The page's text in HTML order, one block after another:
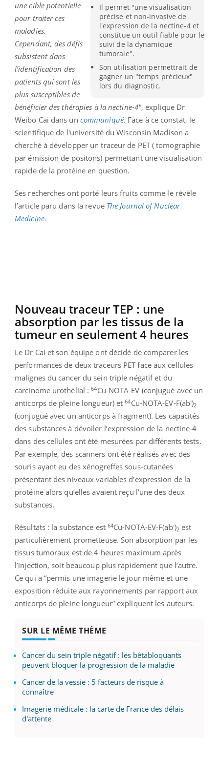
Il permet "une visualisation
précise et non-invasive de
l'expression de la nectine-4 et
constitue un outil fiable pour le
suivi de la dynamique
tumorale".
Son utilisation permettrait de
gagner un "temps précieux"
lors du diagnostic.
une cible potentielle
pour traiter ces
maladies.
Cependant, des défis
subsistent dans
l’identification des
patients qui sont les
plus susceptibles de
bénéficier des thérapies à la nectine-4", explique Dr
Weibo Cai dans un communiqué. Face à ce constat, le
scientifique de l'université du Wisconsin Madison a
cherché à développer un traceur de PET ( tomographie
par émission de positons) permettant une visualisation
rapide de la protéine en question.
Ses recherches ont porté leurs fruits comme le révèle
l’article paru dans la revue The Journal of Nuclear
Medicine.
Nouveau traceur TEP : une
absorption par les tissus de la
tumeur en seulement 4 heures
Le Dr Cai et son équipe ont décidé de comparer les
performances de deux traceurs PET face aux cellules
malignes du cancer du sein triple négatif et du
carcinome urothélial :64Cu-NOTA-EV (conjugué avec un
anticorps de pleine longueur) et64Cu-NOTA-EV-F(ab')2
(conjugué avec un anticorps à fragment). Les capacités
des substances à dévoiler l’expression de la nectine-4
dans des cellules ont été mesurées par différents tests.
Par exemple, des scanners ont été réalisés avec des
souris ayant eu des xénogreffes sous-cutanées
présentant des niveaux variables d'expression de la
protéine alors qu’elles avaient reçu l’une des deux
substances.
Résultats : la substance est 64Cu-NOTA-EV-F(ab')2est
particulièrement prometteuse. Son absorption par les
tissus tumoraux est de 4 heures maximum après
l’injection, soit beaucoup plus rapidement que l’autre.
Ce qui a “permis une imagerie le jour même et une
exposition réduite aux rayonnements par rapport aux
anticorps de pleine longueur” expliquent les auteurs.
SUR LE MÊME THÈME
Cancer du sein triple négatif : les bêtabloquants
peuvent bloquer la progression de la maladie
Cancer de la vessie : 5 facteurs de risque à
connaître
Imagerie médicale : la carte de France des délais
d'attente